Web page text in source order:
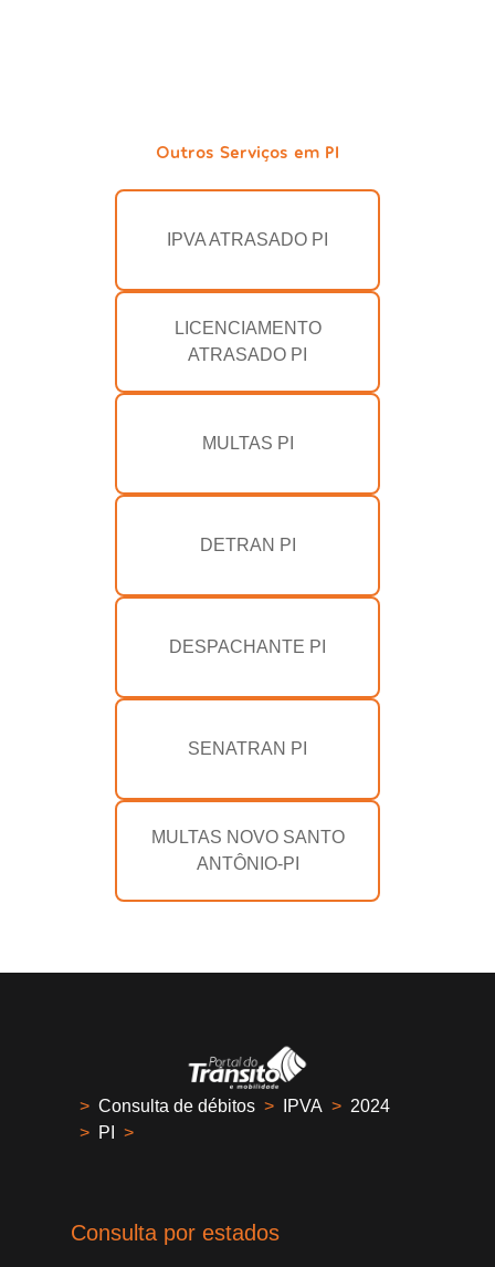
Outros Serviços em PI
IPVA ATRASADO PI
LICENCIAMENTO
ATRASADO PI
MULTAS PI
DETRAN PI
DESPACHANTE PI
SENATRAN PI
MULTAS NOVO SANTO
ANTÔNIO-PI
> Consulta de débitos > IPVA > 2024
> PI >
Consulta por estados